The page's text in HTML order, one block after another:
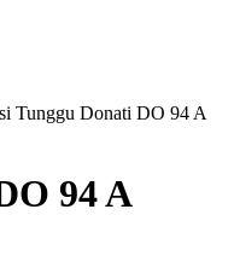
Tunggu Donati DO 94 A
94 A